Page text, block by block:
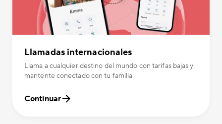
Llamadas internacionales
Llama a cualquier destino del mundo con tarifas bajas y
mantente conectado con tu familia.
Continuar